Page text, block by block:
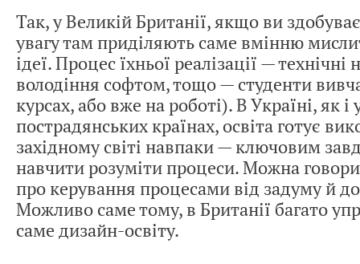
Так, у Великій Британії, якщо ви
увагу там приділяють саме вмінню
ідеї. Процес їхньої реалізації — технічні
володіння софтом, тощо — студенти
курсах, або вже на роботі). В Україні, як і
пострадянських країнах, освіта готує
західному світі навпаки — ключовим
навчити розуміти процеси. Можна
про керування процесами від задуму й
Можливо саме тому, в Британії багато
саме дизайн-освіту.